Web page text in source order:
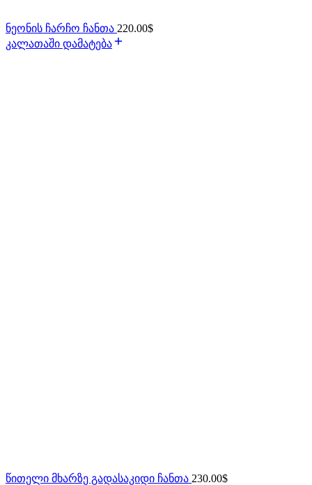
ნეონის ჩარჩო ჩანთა 220.00$
კალათაში დამატება
წითელი მხარზე გადასაკიდი ჩანთა 230.00$